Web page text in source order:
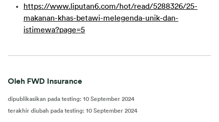
https://www.liputan6.com/hot/read/5288326/25-
makanan-khas-betawi-melegenda-unik-dan-
istimewa?page=5
Oleh FWD Insurance
dipublikasikan pada testing: 10 September 2024
terakhir diubah pada testing: 10 September 2024